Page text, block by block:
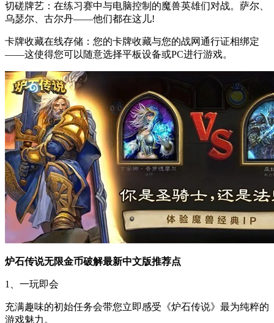
切磋牌艺：在练习赛中与电脑控制的魔兽英雄们对战。萨尔、
乌瑟尔、古尔丹——他们都在这儿!
卡牌收藏在线存储：您的卡牌收藏与您的战网通行证相绑定
——这使得您可以随意选择平板设备或PC进行游戏。
炉石传说无限金币破解最新中文版推荐点
1、一玩即会
充满趣味的初始任务会带您立即感受《炉石传说》最为纯粹的
游戏魅力。